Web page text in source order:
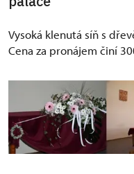
Vysoká klenutá síň s
Cena za pronájem činí